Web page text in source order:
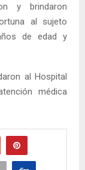
y brindaron
al sujeto
de edad y
al Hospital
médica